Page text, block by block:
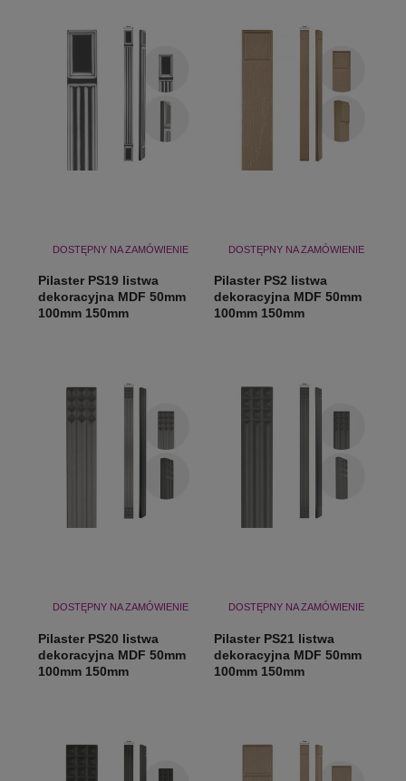
DOSTĘPNY NA ZAMÓWIENIE
Pilaster PS19 listwa
dekoracyjna MDF 50mm
100mm 150mm
DOSTĘPNY NA ZAMÓWIENIE
Pilaster PS2 listwa
dekoracyjna MDF 50mm
100mm 150mm
DOSTĘPNY NA ZAMÓWIENIE
Pilaster PS20 listwa
dekoracyjna MDF 50mm
100mm 150mm
DOSTĘPNY NA ZAMÓWIENIE
Pilaster PS21 listwa
dekoracyjna MDF 50mm
100mm 150mm